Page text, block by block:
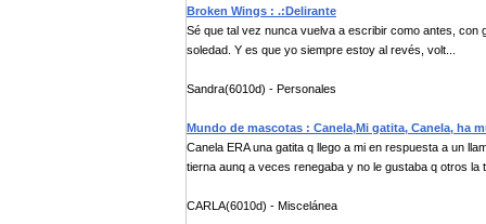
Broken Wings : .:Delirante
Sé que tal vez nunca vuelva a escribir como antes,
soledad. Y es que yo siempre estoy al revés, volt...
Sandra(6010d) - Personales
Mundo de mascotas : Canela,Mi gatita, Canela, ha
Canela ERA una gatita q llego a mi en respuesta a un
tierna aunq a veces renegaba y no le gustaba q otros la
CARLA(6010d) - Miscelánea